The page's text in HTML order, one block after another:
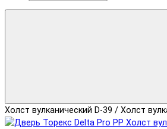
Холст вулканический D-39 / Холст